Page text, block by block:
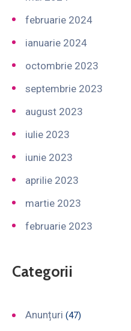
februarie 2024
ianuarie 2024
octombrie 2023
septembrie 2023
august 2023
iulie 2023
iunie 2023
aprilie 2023
martie 2023
februarie 2023
Categorii
Anunțuri (47)